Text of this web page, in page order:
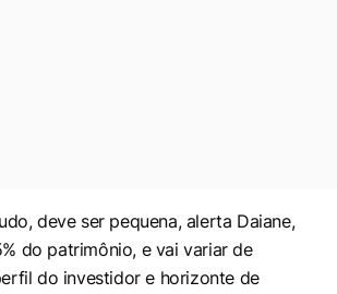
deve ser pequena, alerta Daiane,
do patrimônio, e vai variar de
do investidor e horizonte de